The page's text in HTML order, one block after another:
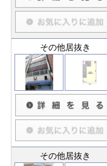
その他居抜き
その他居抜き